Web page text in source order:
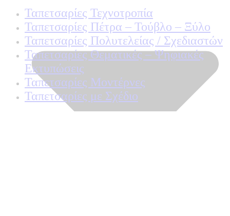
Ταπετσαρίες Τεχνοτροπία
Ταπετσαρίες Πέτρα – Τούβλο – Ξύλο
Ταπετσαρίες Πολυτελείας / Σχεδιαστών
Ταπετσαρίες Θεματικές – Ψηφιακές
Εκτυπώσεις
Ταπετσαρίες Μοντέρνες
Ταπετσαρίες με Σχέδιο